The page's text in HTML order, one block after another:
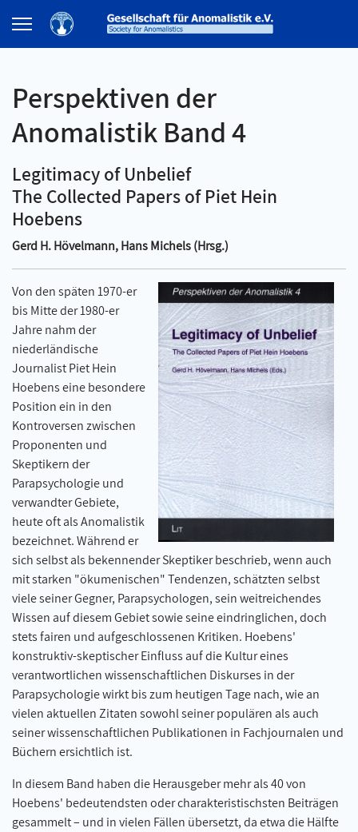
Perspektiven der
Anomalistik Band 4
Legitimacy of Unbelief
The Collected Papers of Piet Hein
Hoebens
Gerd H. Hövelmann, Hans Michels (Hrsg.)
Von den späten 1970-er
bis Mitte der 1980-er
Jahre nahm der
niederländische
Journalist Piet Hein
Hoebens eine besondere
Position ein in den
Kontroversen zwischen
Proponenten und
Skeptikern der
Parapsychologie und
verwandter Gebiete,
heute oft als Anomalistik
bezeichnet. Während er
sich selbst als bekennender Skeptiker beschrieb, wenn auch
mit starken "ökumenischen" Tendenzen, schätzten selbst
viele seiner Gegner, Parapsychologen, sein weitreichendes
Wissen auf diesem Gebiet sowie seine eindringlichen, doch
stets fairen und aufgeschlossenen Kritiken. Hoebens'
konstruktiv-skeptischer Einfluss auf die Kultur eines
verantwortlichen wissenschaftlichen Diskurses in der
Parapsychologie wirkt bis zum heutigen Tage nach, wie an
vielen aktuellen Zitaten sowohl seiner populären als auch
seiner wissenschaftlichen Publikationen in Fachjournalen und
Büchern ersichtlich ist.
In diesem Band haben die Herausgeber mehr als 40 von
Hoebens' bedeutendsten oder charakteristischsten Beiträgen
gesammelt – und in vielen Fällen übersetzt, da etwa die Hälfte